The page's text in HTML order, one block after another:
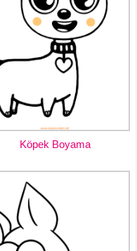
Köpek Boyama